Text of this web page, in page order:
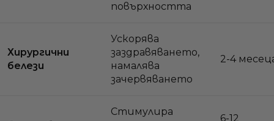
повърхността
Хирургични
белези
Ускорява
заздравяването,
намалява
зачервяването
2-4
Стимулира
6-12